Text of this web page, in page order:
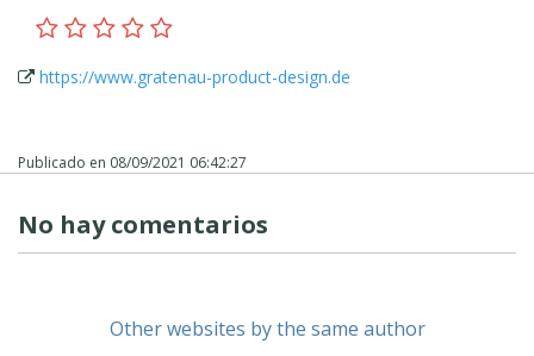
https://www.gratenau-product-design.de
Publicado en 08/09/2021 06:42:27
No hay comentarios
Other websites by the same author